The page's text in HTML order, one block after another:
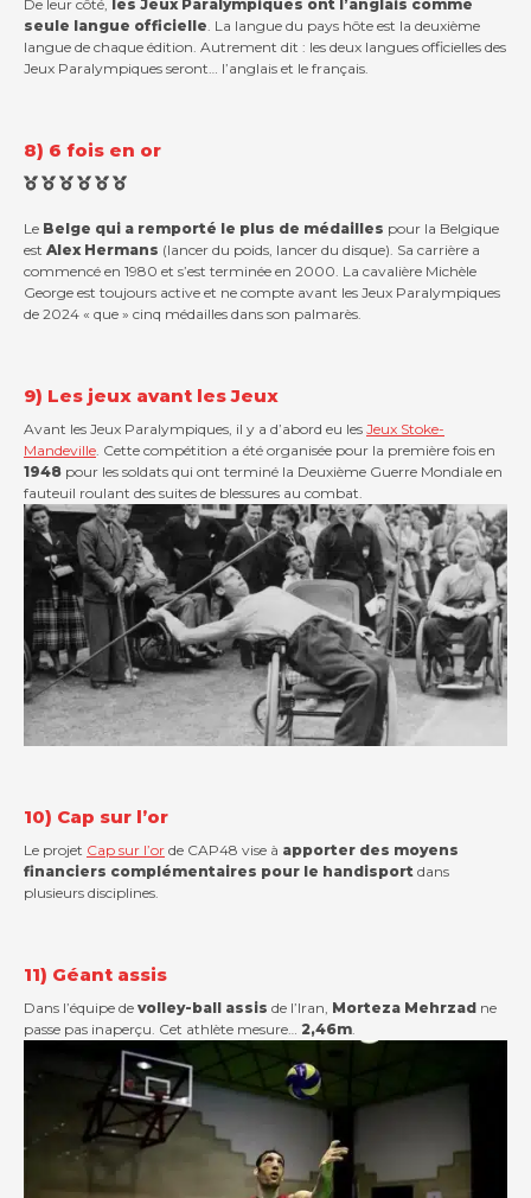
De leur côté, les Jeux Paralympiques ont l’anglais comme
seule langue officielle. La langue du pays hôte est la deuxième
langue de chaque édition. Autrement dit : les deux langues officielles des
Jeux Paralympiques seront… l’anglais et le français.
8) 6 fois en or
Le Belge qui a remporté le plus de médailles pour la Belgique
est Alex Hermans (lancer du poids, lancer du disque). Sa carrière a
commencé en 1980 et s’est terminée en 2000. La cavalière Michèle
George est toujours active et ne compte avant les Jeux Paralympiques
de 2024 « que » cinq médailles dans son palmarès.
9) Les jeux avant les Jeux
Avant les Jeux Paralympiques, il y a d’abord eu les Jeux Stoke-
Mandeville. Cette compétition a été organisée pour la première fois en
1948 pour les soldats qui ont terminé la Deuxième Guerre Mondiale en
fauteuil roulant des suites de blessures au combat.
10) Cap sur l’or
Le projet Cap sur l’or de CAP48 vise à apporter des moyens
financiers complémentaires pour le handisport dans
plusieurs disciplines.
11) Géant assis
Dans l’équipe de volley-ball assis de l’Iran, Morteza Mehrzad ne
passe pas inaperçu. Cet athlète mesure… 2,46m.